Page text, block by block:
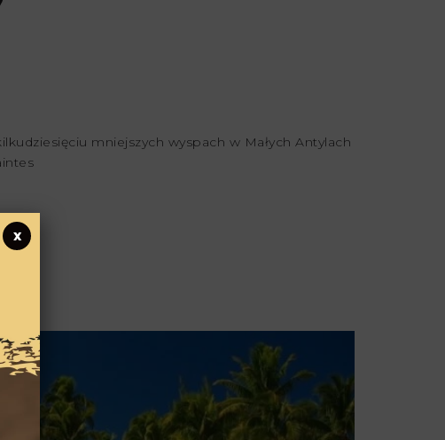
mniejszych wyspach w Małych Antylach
x